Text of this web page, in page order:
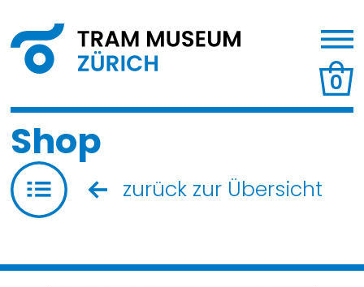
0
Shop
zurück zur Übersicht